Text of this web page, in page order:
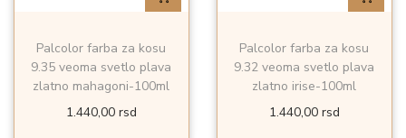
Palcolor farba za kosu
9.35 veoma svetlo plava
zlatno mahagoni-100ml
1.440,00 rsd
Palcolor farba za kosu
9.32 veoma svetlo plava
zlatno irise-100ml
1.440,00 rsd